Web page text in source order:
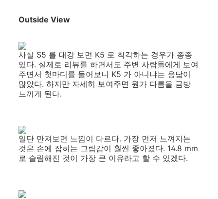
Outside View
사실 S5 를 대강 보면 K5 로 착각하는 경우가 종종
있다. 실제로 리뷰를 하면서도 주변 사람들에게 보여
주면서 첫마디를 들어보니 K5 가 아니냐는 응답이
많았다. 하지만 자세히 보여주면 뭔가 다름을 금방
느끼게 된다.
일단 만져보면 느낌이 다르다. 가장 먼저 느껴지는
것은 손에 잡히는 그립감이 훨씬 좋아졌다. 14.8 mm
로 슬림해진 것이 가장 큰 이유라고 할 수 있겠다.